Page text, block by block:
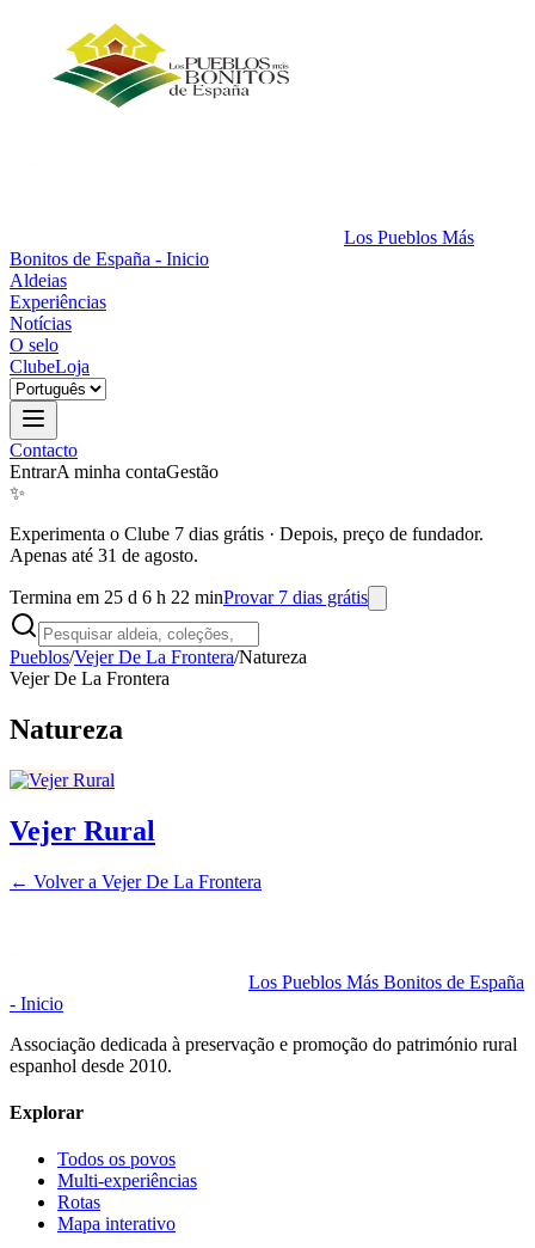
Los Pueblos Más
Bonitos de España - Inicio
Aldeias
Experiências
Notícias
O selo
ClubeLoja
Contacto
EntrarA minha contaGestão
✨
Experimenta o Clube 7 dias grátis · Depois, preço de fundador.
Apenas até 31 de agosto.
Termina em 25 d 6 h 22 minProvar 7 dias grátis
Pueblos/Vejer De La Frontera/Natureza
Vejer De La Frontera
Natureza
Vejer Rural
← Volver a Vejer De La Frontera
Los Pueblos Más Bonitos de España
- Inicio
Associação dedicada à preservação e promoção do património rural
espanhol desde 2010.
Explorar
Todos os povos
Multi-experiências
Rotas
Mapa interativo